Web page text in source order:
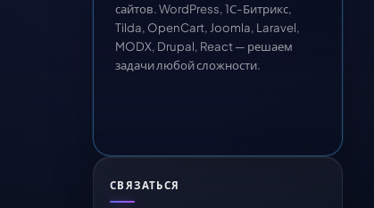
сайтов. WordPress, 1С-Битрикс,
Tilda, OpenCart, Joomla, Laravel,
MODX, Drupal, React — решаем
задачи любой сложности.
СВЯЗАТЬСЯ